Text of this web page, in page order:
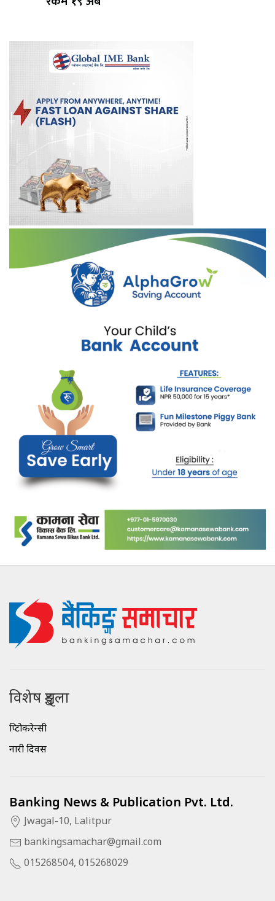
विशेष शृङ्खला
क्रिप्टोकरेन्सी
नारी दिवस
Banking News & Publication Pvt. Ltd.
Jwagal-10, Lalitpur
bankingsamachar@gmail.com
015268504, 015268029